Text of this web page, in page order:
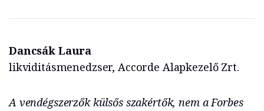
Dancsák Laura
likviditásmenedzser, Accorde Alapkezelő Zrt.
A vendégszerzők külsős szakértők, nem a Forbes